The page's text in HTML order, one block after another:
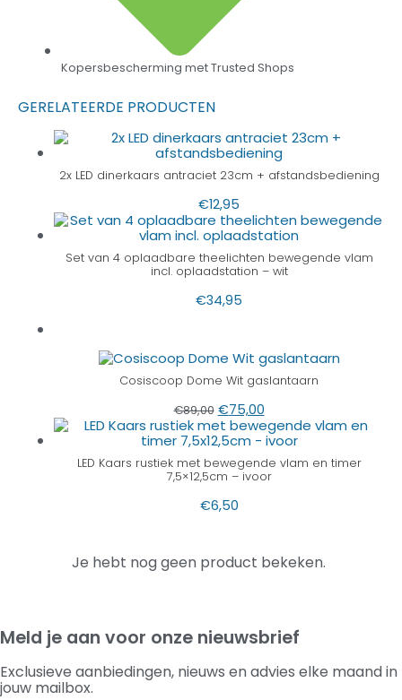
Kopersbescherming met Trusted Shops
GERELATEERDE PRODUCTEN
2x LED dinerkaars antraciet 23cm + afstandsbediening
€12,95
Set van 4 oplaadbare theelichten bewegende vlam
incl. oplaadstation – wit
€34,95
Cosiscoop Dome Wit gaslantaarn
€89,00 €75,00
LED Kaars rustiek met bewegende vlam en timer
7,5×12,5cm – ivoor
€6,50
Je hebt nog geen product bekeken.
Meld je aan voor onze nieuwsbrief
Exclusieve aanbiedingen, nieuws en advies elke maand in
jouw mailbox.